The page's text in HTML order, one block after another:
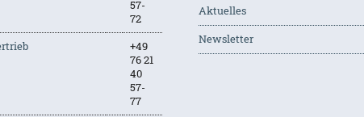
57-
72
+49
76 21
40
57-
77
Aktuelles
Newsletter